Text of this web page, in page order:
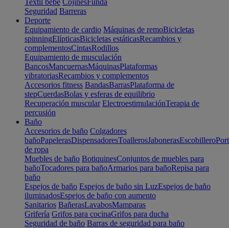
Textil bebé CojinesFunda
Seguridad Barreras
Deporte
Equipamiento de cardio Máquinas de remoBicicletas
spinningElípticasBicicletas estáticasRecambios y
complementosCintasRodillos
Equipamiento de musculación
BancosMancuernasMáquinasPlataformas
vibratoriasRecambios y complementos
Accesorios fitness BandasBarrasPlataforma de
stepCuerdasBolas y esferas de equilibrio
Recuperación muscular ElectroestimulaciónTerapia de
percusión
Baño
Accesorios de baño Colgadores
bañoPapelerasDispensadoresToallerosJabonerasEscobillero
de ropa
Muebles de baño BotiquinesConjuntos de muebles para
bañoTocadores para bañoArmarios para bañoRepisa para
baño
Espejos de baño Espejos de baño sin LuzEspejos de baño
iluminadosEspejos de baño con aumento
Sanitarios BañerasLavabosMamparas
Grifería Grifos para cocinaGrifos para ducha
Seguridad de baño Barras de seguridad para baño